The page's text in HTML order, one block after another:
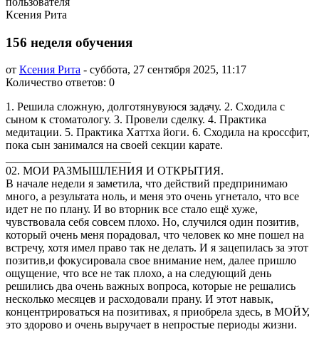
156 неделя обучения
от Ксения Рита - суббота, 27 сентября 2025, 11:17
Количество ответов: 0
1. Решила сложную, долготянувуюся задачу. 2. Сходила с
сыном к стоматологу. 3. Провели сделку. 4. Практика
медитации. 5. Практика Хаттха йоги. 6. Сходила на кроссфит,
пока сын занимался на своей секции карате.
02. МОИ РАЗМЫШЛЕНИЯ И ОТКРЫТИЯ.
В начале недели я заметила, что действий предпринимаю
много, а результата ноль, и меня это очень угнетало, что все
идет не по плану. И во вторник все стало ещё хуже,
чувствовала себя совсем плохо. Но, случился один позитив,
который очень меня порадовал, что человек ко мне пошел на
встречу, хотя имел право так не делать. И я зацепилась за этот
позитив,и фокусировала свое внимание нем, далее пришло
ощущение, что все не так плохо, а на следующий день
решились два очень важных вопроса, которые не решались
несколько месяцев и расходовали прану. И этот навык,
концентрироваться на позитивах, я приобрела здесь, в МОЙУ,
это здорово и очень выручает в непростые периоды жизни.